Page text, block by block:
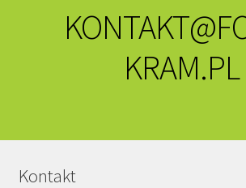
KRAM.PL
Kontakt